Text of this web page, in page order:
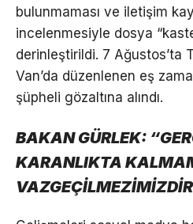
bulunmaması ve iletişim
incelenmesiyle dosya
derinleştirildi. 7 Ağustos’ta
Van’da düzenlenen eş
şüpheli gözaltına alındı.
BAKAN GÜRLEK:
KARANLIKTA